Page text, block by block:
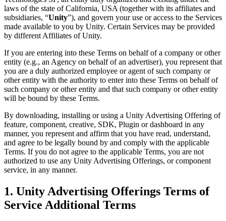
Unity로 광고하세요
Unity로 수익화하세요
활용 부문
Unity로 모바일 히트작을 제작하고 성장시키세요.
인디 게임
소규모 팀으로 대작 게임을 출시하세요.
XR 게임
여러 플랫폼에서 XR 게임을 출시하세요.
멀티플레이어 게임
멀티플레이어 게임 개발을 간소화하세요.
블로그
업데이트, 정보, 기술 팁
뉴스, 스토리, 보도 센터
자격증
Unity 숙련도를 입증하세요
laws of the state of California, USA (together with its affiliates and
subsidiaries, “Unity”), and govern your use or access to the Services
made available to you by Unity. Certain Services may be provided
by different Affiliates of Unity.
If you are entering into these Terms on behalf of a company or other
entity (e.g., an Agency on behalf of an advertiser), you represent that
you are a duly authorized employee or agent of such company or
other entity with the authority to enter into these Terms on behalf of
such company or other entity and that such company or other entity
will be bound by these Terms.
By downloading, installing or using a Unity Advertising Offering of
feature, component, creative, SDK, Plugin or dashboard in any
manner, you represent and affirm that you have read, understand,
and agree to be legally bound by and comply with the applicable
Terms. If you do not agree to the applicable Terms, you are not
authorized to use any Unity Advertising Offerings, or component
service, in any manner.
1. Unity Advertising Offerings Terms of
Service Additional Terms